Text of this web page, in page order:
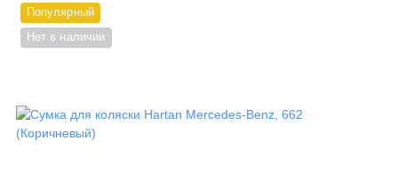
Популярный
Нет в наличии